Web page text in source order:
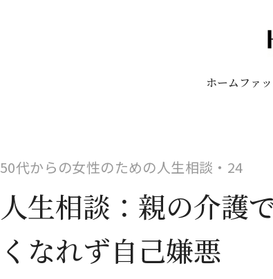
ホーム ファ
50代からの女性のための人生相談・24
人生相談：親の介護
くなれず自己嫌悪